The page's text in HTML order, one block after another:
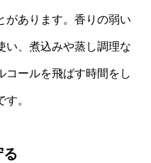
があります。香りの弱い
い、煮込みや蒸し調理な
コールを飛ばす時間をし
。
る